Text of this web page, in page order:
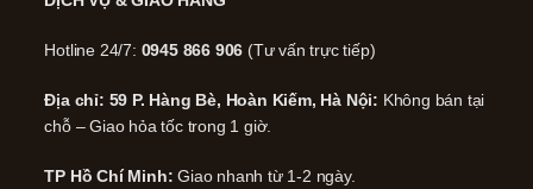
Hotline 24/7: 0945 866 906 (Tư vấn trực tiếp)
Địa chỉ: 59 P. Hàng Bè, Hoàn Kiếm, Hà Nội: Không bán tại
chỗ – Giao hỏa tốc trong 1 giờ.
TP Hồ Chí Minh: Giao nhanh từ 1-2 ngày.